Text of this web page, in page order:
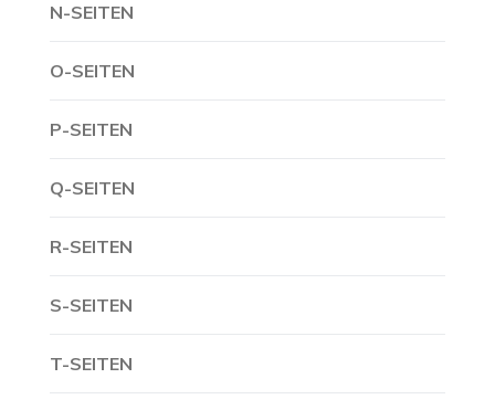
N-SEITEN
O-SEITEN
P-SEITEN
Q-SEITEN
R-SEITEN
S-SEITEN
T-SEITEN